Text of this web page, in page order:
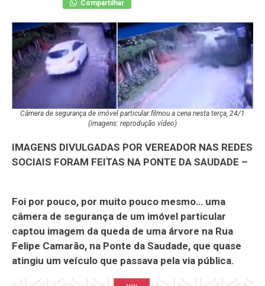
Compartilhar
Câmera de segurança de imóvel particular filmou a cena nesta terça, 24/1
(imagens: reprodução vídeo)
IMAGENS DIVULGADAS POR VEREADOR NAS REDES
SOCIAIS FORAM FEITAS NA PONTE DA SAUDADE –
Foi por pouco, por muito pouco mesmo… uma
câmera de segurança de um imóvel particular
captou imagem da queda de uma árvore na Rua
Felipe Camarão, na Ponte da Saudade, que quase
atingiu um veículo que passava pela via pública.